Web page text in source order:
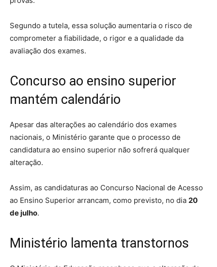
Segundo a tutela, essa solução aumentaria o risco de
comprometer a fiabilidade, o rigor e a qualidade da
avaliação dos exames.
Concurso ao ensino superior
mantém calendário
Apesar das alterações ao calendário dos exames
nacionais, o Ministério garante que o processo de
candidatura ao ensino superior não sofrerá qualquer
alteração.
Assim, as candidaturas ao Concurso Nacional de Acesso
ao Ensino Superior arrancam, como previsto, no dia 20
de julho.
Ministério lamenta transtornos